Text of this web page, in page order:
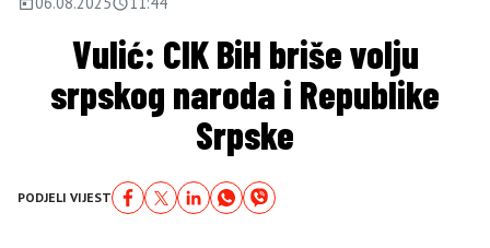
Vulić: CIK BiH briše volju
srpskog naroda i Republike
Srpske
PODJELI VIJEST